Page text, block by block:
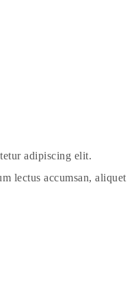
adipiscing elit.
lectus accumsan, aliquet